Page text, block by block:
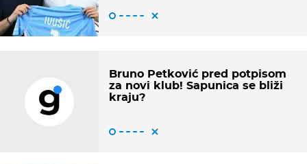
Bruno Petković pred potpisom
za novi klub! Sapunica se bliži
kraju?